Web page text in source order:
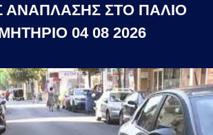
ΑΝΑΠΛΑΣΗΣ ΣΤΟ ΠΑΛΙΟ
04 08 2026